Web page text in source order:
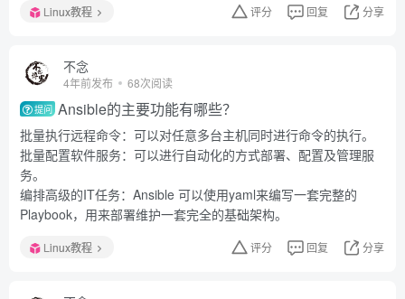
Linux教程 评分 回复 分享
不念
4年前发布 68次阅读
提问 Ansible的主要功能有哪些？
批量执行远程命令：可以对任意多台主机同时进行命令的执行。
批量配置软件服务：可以进行自动化的方式部署、配置及管理服
务。
编排高级的IT任务：Ansible 可以使用yaml来编写一套完整的
Playbook，用来部署维护一套完全的基础架构。
Linux教程 评分 回复 分享